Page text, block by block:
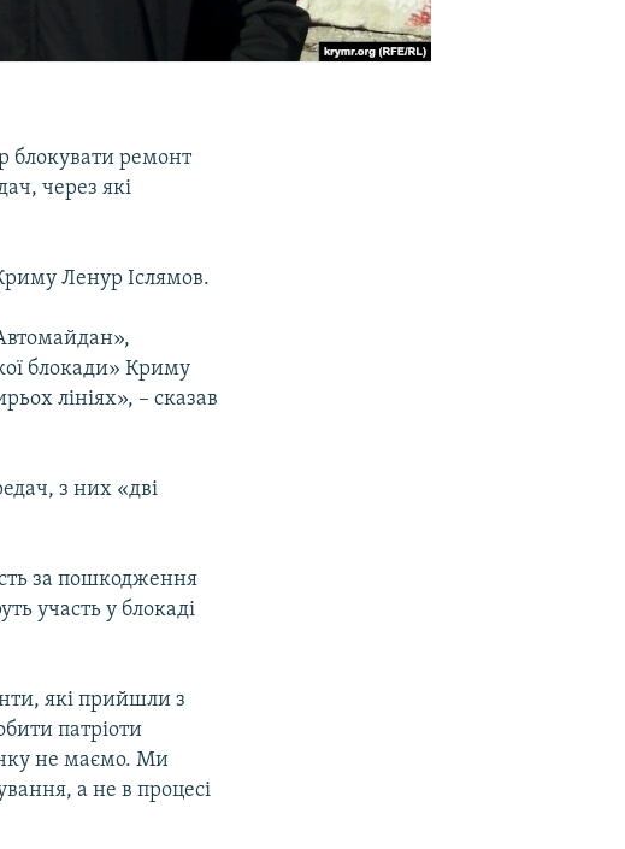
блокувати ремонт
через які
Ленур Іслямов.
блокади» Криму
лініях», – сказав
з них «дві
за пошкодження
участь у блокаді
які прийшли з
патріоти
не маємо. Ми
а не в процесі